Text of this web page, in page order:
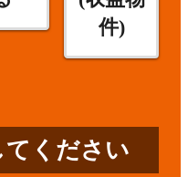
件)
てください